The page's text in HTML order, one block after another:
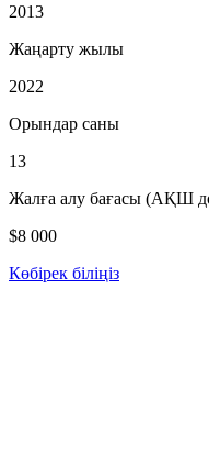
2013
Жаңарту жылы
2022
Орындар саны
13
Жалға алу бағасы (АҚШ
$8 000
Көбірек біліңіз